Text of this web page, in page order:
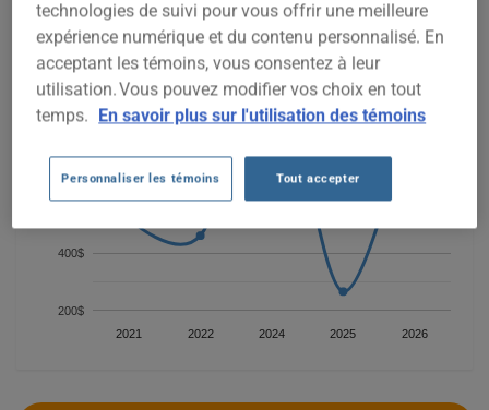
2021 2022 2024 2025 2026
200$
400$
1 000$
technologies de suivi pour vous offrir une meilleure
expérience numérique et du contenu personnalisé. En
acceptant les témoins, vous consentez à leur
utilisation. Vous pouvez modifier vos choix en tout
temps. En savoir plus sur l'utilisation des témoins
Personnaliser les témoins Tout accepter